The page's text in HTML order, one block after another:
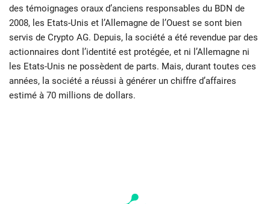
des témoignages oraux d’anciens responsables du BDN de
2008, les Etats-Unis et l’Allemagne de l’Ouest se sont bien
servis de Crypto AG. Depuis, la société a été revendue par des
actionnaires dont l’identité est protégée, et ni l’Allemagne ni
les Etats-Unis ne possèdent de parts. Mais, durant toutes ces
années, la société a réussi à générer un chiffre d’affaires
estimé à 70 millions de dollars.